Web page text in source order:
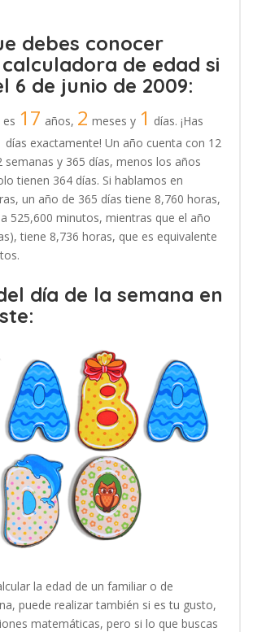
debes conocer
de edad si
6 de junio de 2009:
17 años, 2 meses y 1 días. ¡Has
días exactamente! Un año cuenta con 12
semanas y 365 días, menos los años
tienen 364 días. Si hablamos en
un año de 365 días tiene 8,760 horas,
525,600 minutos, mientras que el año
tiene 8,736 horas, que es equivalente
día de la semana en
la edad de un familiar o de
puede realizar también si es tu gusto,
matemáticas, pero si lo que buscas